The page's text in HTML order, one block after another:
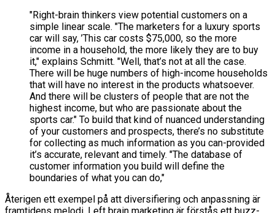
"Right-brain thinkers view potential customers on a
simple linear scale. "The marketers for a luxury sports
car will say, ’This car costs $75,000, so the more
income in a household, the more likely they are to buy
it," explains Schmitt. "Well, that’s not at all the case.
There will be huge numbers of high-income households
that will have no interest in the products whatsoever.
And there will be clusters of people that are not the
highest income, but who are passionate about the
sports car." To build that kind of nuanced understanding
of your customers and prospects, there’s no substitute
for collecting as much information as you can-provided
it’s accurate, relevant and timely. "The database of
customer information you build will define the
boundaries of what you can do,"
Återigen ett exempel på att diversifiering och anpassning är